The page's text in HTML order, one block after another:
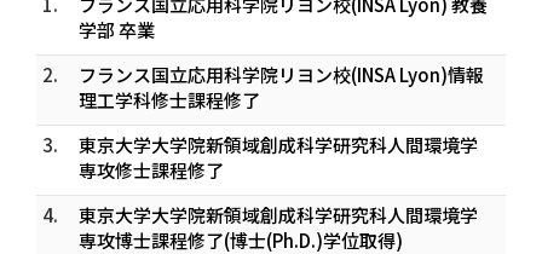
学部 卒業
2.
フランス国立応用科学院リヨン校(INSA Lyon)情報
理工学科修士課程修了
3.
東京大学大学院新領域創成科学研究科人間環境学
専攻修士課程修了
4.
東京大学大学院新領域創成科学研究科人間環境学
専攻博士課程修了(博士(Ph.D.)学位取得)